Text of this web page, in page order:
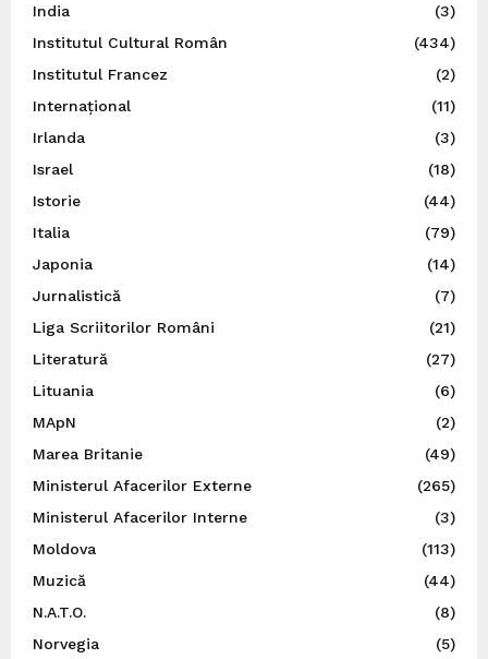
India
(3)
Institutul Cultural Român
(434)
Institutul Francez
(2)
Internațional
(11)
Irlanda
(3)
Israel
(18)
Istorie
(44)
Italia
(79)
Japonia
(14)
Jurnalistică
(7)
Liga Scriitorilor Români
(21)
Literatură
(27)
Lituania
(6)
MApN
(2)
Marea Britanie
(49)
Ministerul Afacerilor Externe
(265)
Ministerul Afacerilor Interne
(3)
Moldova
(113)
Muzică
(44)
N.A.T.O.
(8)
Norvegia
(5)